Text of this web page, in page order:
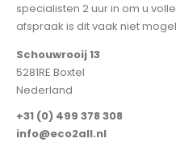
specialisten 2 uur in om u
afspraak is dit vaak niet
Schouwrooij 13
5281RE Boxtel
Nederland
+31 (0) 499 378 308
info@eco2all.nl